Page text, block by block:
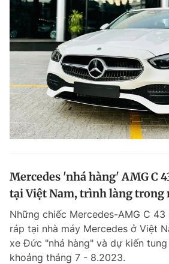
Phát triển bởi ePi Technologies, JSC.
Mercedes 'nhá hàng' AMG C
tại Việt Nam, trình làng trong
Những chiếc Mercedes-AMG C
ráp tại nhà máy Mercedes ở Việt
xe Đức "nhá hàng" và dự kiến
khoảng tháng 7 - 8.2023.